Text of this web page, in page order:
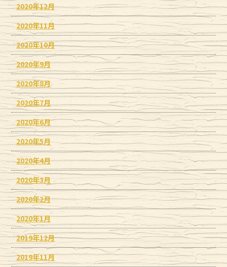
2020年12月
2020年11月
2020年10月
2020年9月
2020年8月
2020年7月
2020年6月
2020年5月
2020年4月
2020年3月
2020年2月
2020年1月
2019年12月
2019年11月